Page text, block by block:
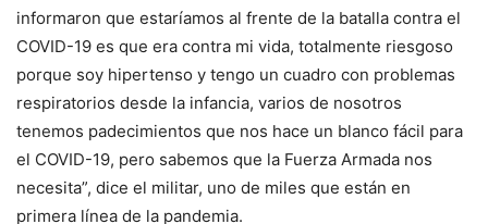
informaron que estaríamos al frente de la batalla contra el
COVID-19 es que era contra mi vida, totalmente riesgoso
porque soy hipertenso y tengo un cuadro con problemas
respiratorios desde la infancia, varios de nosotros
tenemos padecimientos que nos hace un blanco fácil para
el COVID-19, pero sabemos que la Fuerza Armada nos
necesita”, dice el militar, uno de miles que están en
primera línea de la pandemia.